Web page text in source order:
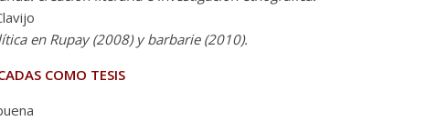
en Rupay (2008) y barbarie (2010).
COMO TESIS